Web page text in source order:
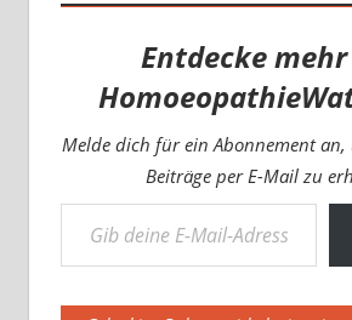
Entdecke
Melde dich für ein Abonnement an,
Beiträge per E-Mail zu
Gib deine E-Mail-Adresse ein ...